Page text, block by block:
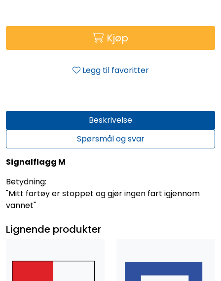
Kjøp
Legg til favoritter
Beskrivelse
Spørsmål og svar
Signalflagg M
Betydning:
"Mitt fartøy er stoppet og gjør ingen fart igjennom
vannet"
Lignende produkter